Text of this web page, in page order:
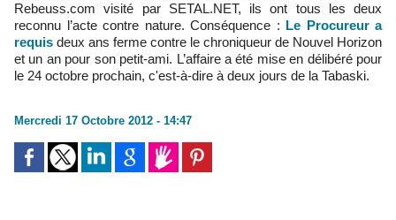
Rebeuss.com visité par SETAL.NET, ils ont tous les deux
reconnu l’acte contre nature. Conséquence : Le Procureur a
requis deux ans ferme contre le chroniqueur de Nouvel Horizon
et un an pour son petit-ami. L’affaire a été mise en délibéré pour
le 24 octobre prochain, c'est-à-dire à deux jours de la Tabaski.
Mercredi 17 Octobre 2012 - 14:47